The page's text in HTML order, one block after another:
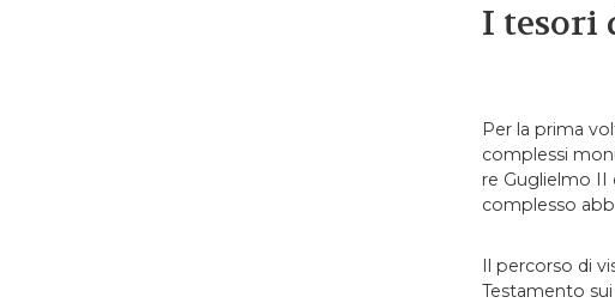
I tesori
Per la prima
complessi
re Guglielmo II
complesso
Il percorso di
Testamento